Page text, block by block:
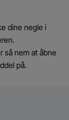
dine negle i
så nem at åbne
på.